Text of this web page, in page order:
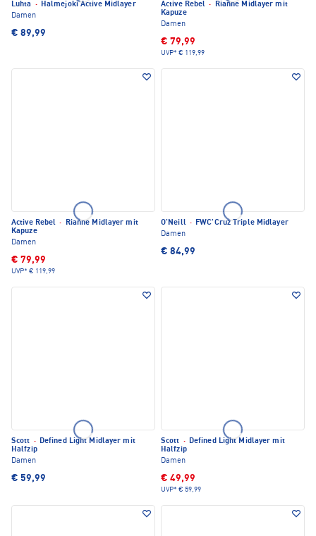
Luhta · Halmejoki Active Midlayer
Damen
€ 89,99
Active Rebel ·
Rianne Midlayer mit
Kapuze
Damen
€ 79,99
UVP* € 119,99
Active Rebel ·
Rianne Midlayer mit
Kapuze
Damen
€ 79,99
UVP* € 119,99
O'Neill · FWC'Cruz Triple Midlayer
Damen
€ 84,99
Scott · Defined Light Midlayer mit
Halfzip
Damen
€ 59,99
Scott · Defined Light Midlayer mit
Halfzip
Damen
€ 49,99
UVP* € 59,99